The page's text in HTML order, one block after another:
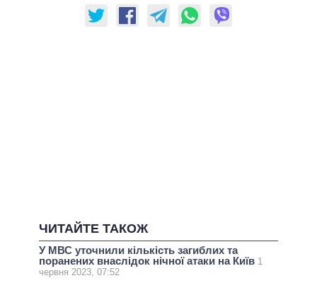
ЧИТАЙТЕ ТАКОЖ
У МВС уточнили кількість загиблих та
поранених внаслідок нічної атаки на Київ 1
червня 2023, 07:52